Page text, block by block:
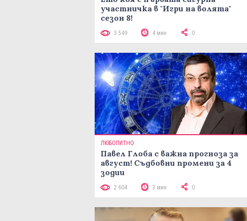
участничка в "Игри на волята"
сезон 8!
3 549 4 мин 0
ЛЮБОПИТНО
Павел Глоба с важна прогноза за
август! Съдбовни промени за 4
зодии
2 604 3 мин 0